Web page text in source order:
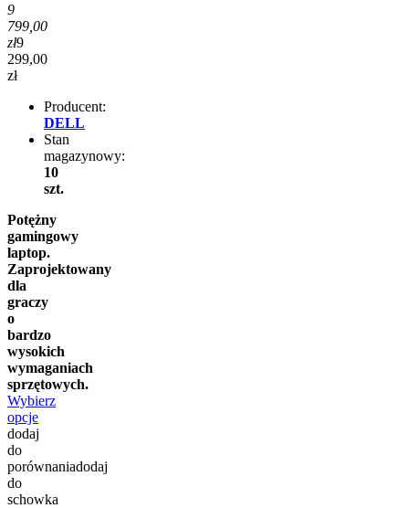
9
799,00
zł9
299,00
zł
Producent:
DELL
Stan
magazynowy:
10
szt.
Potężny
gamingowy
laptop.
Zaprojektowany
dla
graczy
o
bardzo
wysokich
wymaganiach
sprzętowych.
Wybierz
opcje
dodaj
do
porównaniadodaj
do
schowka